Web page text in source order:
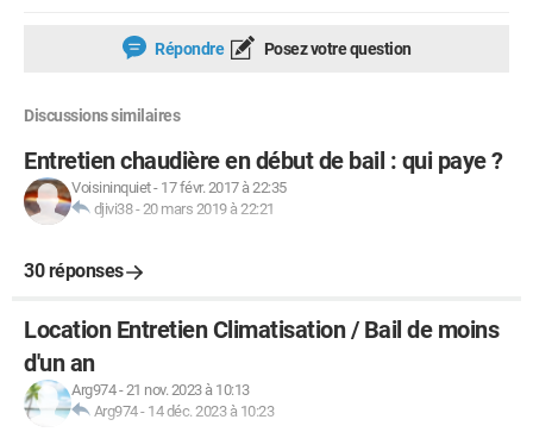
Répondre Posez votre question
Discussions similaires
Entretien chaudière en début de bail : qui paye ?
Voisininquiet- 17 févr. 2017 à 22:35
djivi38-20 mars 2019 à 22:21
30 réponses
Location Entretien Climatisation / Bail de moins
d'un an
Arg974-21 nov. 2023 à 10:13
Arg974- 14 déc. 2023 à 10:23